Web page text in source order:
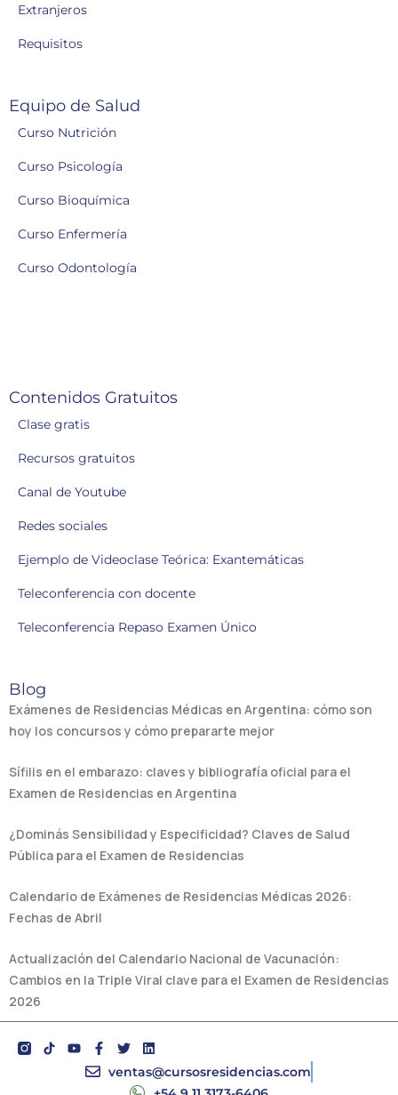
Extranjeros
Requisitos
Equipo de Salud
Curso Nutrición
Curso Psicología
Curso Bioquímica
Curso Enfermería
Curso Odontología
Contenidos Gratuitos
Clase gratis
Recursos gratuitos
Canal de Youtube
Redes sociales
Ejemplo de Videoclase Teórica: Exantemáticas
Teleconferencia con docente
Teleconferencia Repaso Examen Único
Blog
Exámenes de Residencias Médicas en Argentina: cómo son
hoy los concursos y cómo prepararte mejor
Sífilis en el embarazo: claves y bibliografía oficial para el
Examen de Residencias en Argentina
¿Dominás Sensibilidad y Especificidad? Claves de Salud
Pública para el Examen de Residencias
Calendario de Exámenes de Residencias Médicas 2026:
Fechas de Abril
Actualización del Calendario Nacional de Vacunación:
Cambios en la Triple Viral clave para el Examen de Residencias
2026
Y
o
F
a
c
T
w
i
L
i
n
ventas@cursosresidencias.com